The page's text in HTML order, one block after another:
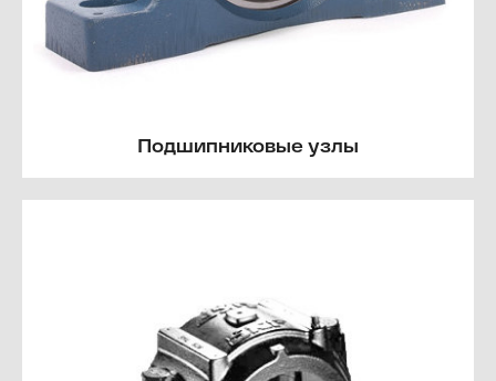
Подшипниковые узлы